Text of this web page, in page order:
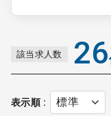
受付時間
クリニック開業
該当求人数 26
表示順